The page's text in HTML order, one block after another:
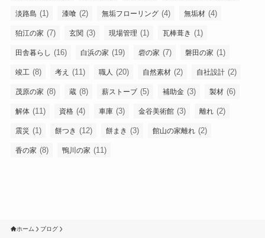
淡路島 (1) 漆喰 (2) 無垢フローリング (4) 無垢材 (4)
狛江の家 (7) 玄関 (3) 現場管理 (1) 瓦棒葺き (1)
田舎暮らし (16) 白浜の家 (19) 砦の家 (7) 磐田の家 (1)
竣工 (8) 考え (11) 職人 (20) 自然素材 (2) 自社設計 (2)
茂原の家 (8) 蔵 (8) 薪ストーブ (5) 補助金 (3) 製材 (6)
解体 (11) 資格 (4) 車庫 (3) 金谷美術館 (3) 離れ (2)
震災 (1) 餅つき (12) 餅まき (3) 館山の家離れ (2)
香の家 (8) 鴨川の家 (11)
ホーム ブログ